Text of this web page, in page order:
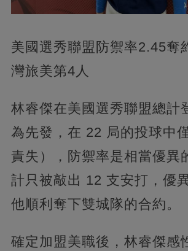
美國選秀聯盟防禦率2.45奪
灣旅美第4人
林睿傑在美國選秀聯盟總計
為先發，在 22 局的投球中
責失），防禦率是相當優異
計只被敲出 12 支安打，優
他順利奪下雙城隊的合約。
確定加盟美職後，林睿傑感